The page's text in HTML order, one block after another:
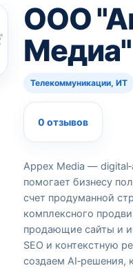
ООО
Медиа"
Телекоммуникации, ИТ
0 отзывов
Appex Media —
помогает бизнесу
счет продуманной
комплексного
продающие сайты и
SEO и контекстную
создаем AI‑решения,